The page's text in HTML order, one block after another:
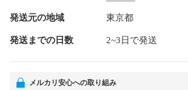
発送元の地域 東京都
発送までの日数 2~3日で発送
メルカリ安心への取り組み